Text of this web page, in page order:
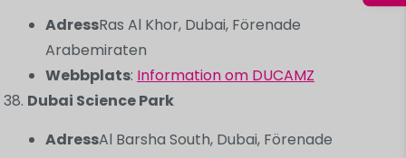
AdressRas Al Khor, Dubai, Förenade
Arabemiraten
Webbplats: Information om DUCAMZ
Dubai Science Park
AdressAl Barsha South, Dubai, Förenade